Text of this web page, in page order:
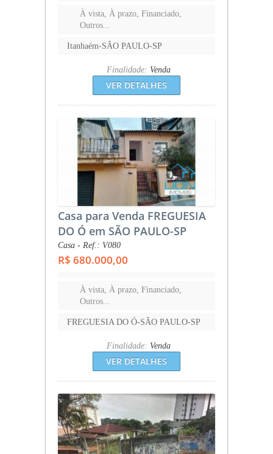
À vista, À prazo, Financiado,
Outros...
Itanhaém-SÃO PAULO-SP
Finalidade: Venda
VER DETALHES
Casa para Venda FREGUESIA
DO Ó em SÃO PAULO-SP
Casa - Ref.: V080
R$ 680.000,00
À vista, À prazo, Financiado,
Outros...
FREGUESIA DO Ó-SÃO PAULO-SP
Finalidade: Venda
VER DETALHES